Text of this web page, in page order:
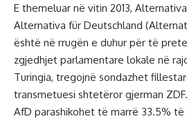
E themeluar në vitin 2013,
Alternativa für Deutschland
është në rrugën e duhur për të
zgjedhjet parlamentare lokale në
Turingia, tregojnë sondazhet
transmetuesi shtetëror gjerman ZDF.
AfD parashikohet të marrë 33.5%